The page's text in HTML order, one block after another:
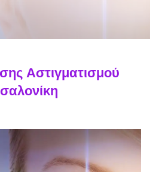
Αστιγματισμού